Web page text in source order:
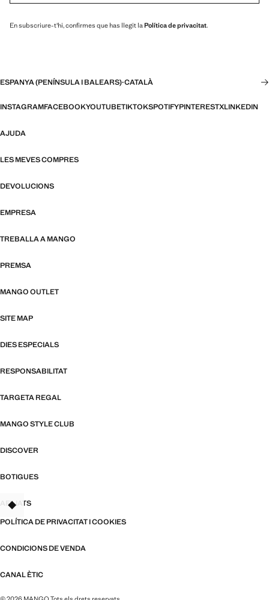
En subscriure-t'hi, confirmes que has llegit la Política de privacitat.
ESPANYA (PENÍNSULA I BALEARS)·CATALÀ
INSTAGRAMFACEBOOKYOUTUBETIKTOKSPOTIFYPINTERESTXLINKEDIN
AJUDA
LES MEVES COMPRES
DEVOLUCIONS
EMPRESA
TREBALLA A MANGO
PREMSA
MANGO OUTLET
SITE MAP
DIES ESPECIALS
RESPONSABILITAT
TARGETA REGAL
MANGO STYLE CLUB
DISCOVER
BOTIGUES
AFILIATS
POLÍTICA DE PRIVACITAT I COOKIES
CONDICIONS DE VENDA
CANAL ÈTIC